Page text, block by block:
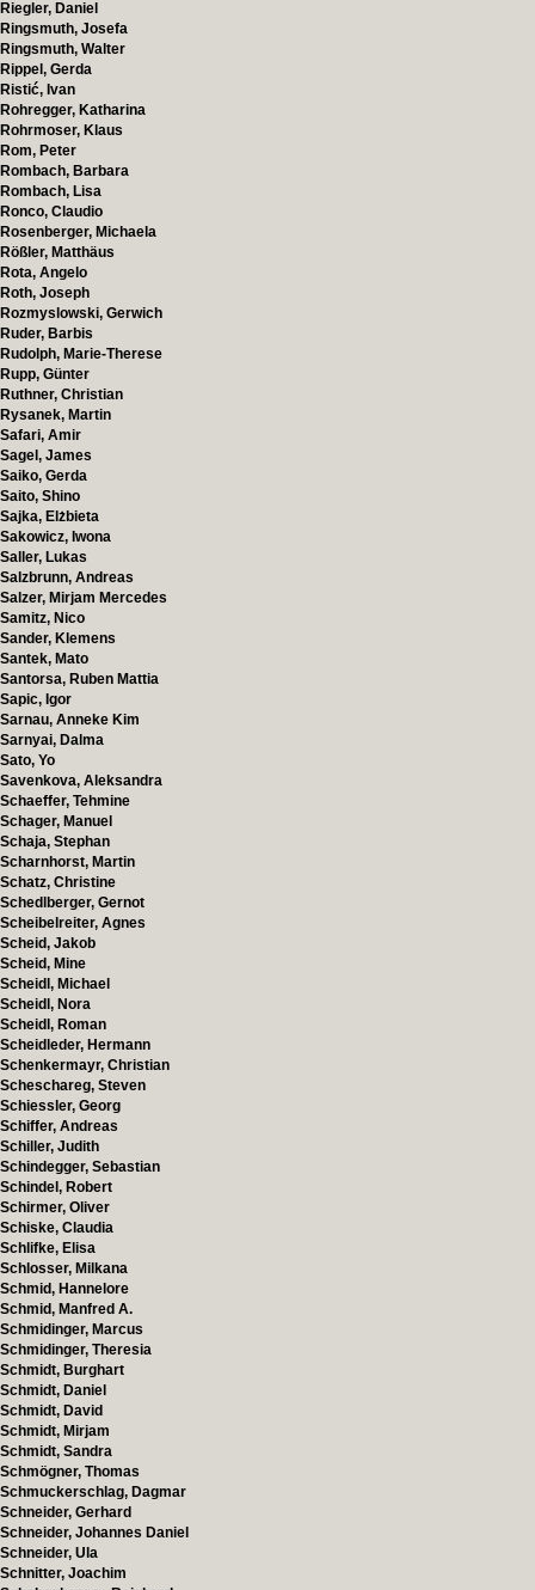
Riegler, Daniel
Ringsmuth, Josefa
Ringsmuth, Walter
Rippel, Gerda
Ristić, Ivan
Rohregger, Katharina
Rohrmoser, Klaus
Rom, Peter
Rombach, Barbara
Rombach, Lisa
Ronco, Claudio
Rosenberger, Michaela
Rößler, Matthäus
Rota, Angelo
Roth, Joseph
Rozmyslowski, Gerwich
Ruder, Barbis
Rudolph, Marie-Therese
Rupp, Günter
Ruthner, Christian
Rysanek, Martin
Safari, Amir
Sagel, James
Saiko, Gerda
Saito, Shino
Sajka, Elżbieta
Sakowicz, Iwona
Saller, Lukas
Salzbrunn, Andreas
Salzer, Mirjam Mercedes
Samitz, Nico
Sander, Klemens
Santek, Mato
Santorsa, Ruben Mattia
Sapic, Igor
Sarnau, Anneke Kim
Sarnyai, Dalma
Sato, Yo
Savenkova, Aleksandra
Schaeffer, Tehmine
Schager, Manuel
Schaja, Stephan
Scharnhorst, Martin
Schatz, Christine
Schedlberger, Gernot
Scheibelreiter, Agnes
Scheid, Jakob
Scheid, Mine
Scheidl, Michael
Scheidl, Nora
Scheidl, Roman
Scheidleder, Hermann
Schenkermayr, Christian
Scheschareg, Steven
Schiessler, Georg
Schiffer, Andreas
Schiller, Judith
Schindegger, Sebastian
Schindel, Robert
Schirmer, Oliver
Schiske, Claudia
Schlifke, Elisa
Schlosser, Milkana
Schmid, Hannelore
Schmid, Manfred A.
Schmidinger, Marcus
Schmidinger, Theresia
Schmidt, Burghart
Schmidt, Daniel
Schmidt, David
Schmidt, Mirjam
Schmidt, Sandra
Schmögner, Thomas
Schmuckerschlag, Dagmar
Schneider, Gerhard
Schneider, Johannes Daniel
Schneider, Ula
Schnitter, Joachim